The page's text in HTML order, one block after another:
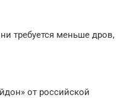
требуется меньше дров,
от российской